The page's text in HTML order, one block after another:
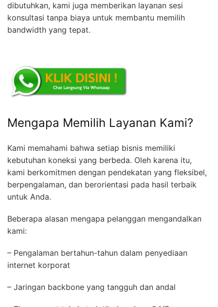
dibutuhkan, kami juga memberikan layanan sesi
konsultasi tanpa biaya untuk membantu memilih
bandwidth yang tepat.
Mengapa Memilih Layanan Kami?
Kami memahami bahwa setiap bisnis memiliki
kebutuhan koneksi yang berbeda. Oleh karena itu,
kami berkomitmen dengan pendekatan yang fleksibel,
berpengalaman, dan berorientasi pada hasil terbaik
untuk Anda.
Beberapa alasan mengapa pelanggan mengandalkan
kami:
– Pengalaman bertahun-tahun dalam penyediaan
internet korporat
– Jaringan backbone yang tangguh dan andal